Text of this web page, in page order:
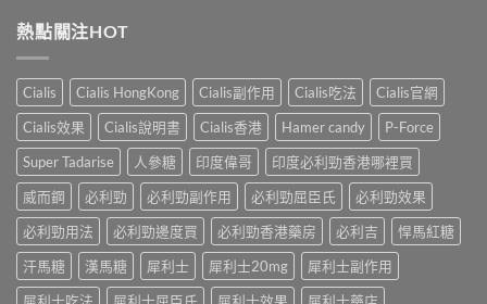
果
樣？
副
作
用
大
嗎？〉
買？
從
來
不
是
性
福
終
點〉
中
西
汀
副
作
用
全
解
析：
見
反
應、
生
士
（Cialis
利
士，
他
達
拉
非）
效
與
藥
持
熱點關注HOT
Cialis Cialis HongKong Cialis副作用 Cialis吃法
Cialis官網
Cialis效果
Cialis說明書 Cialis香港 Hamer candy
P-Force
Super Tadarise
人參糖 印度偉哥
印度必利勁香港哪裡買
威而鋼
必利勁 必利勁副作用 必利勁屈臣氏
必利勁效果
必利勁用法
必利勁邊度買 必利勁香港藥房 必利吉
悍馬紅糖
汗馬糖
漢馬糖 犀利士 犀利士20mg
犀利士副作用
犀利士吃法
犀利士屈臣氏 犀利士效果 犀利士藥店